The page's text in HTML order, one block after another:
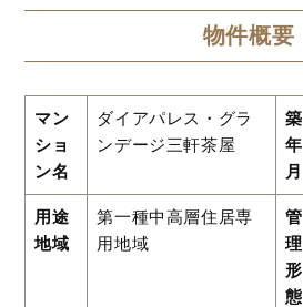
物件概要
マン
ショ
ン名
ダイアパレス・グラ
ンデージ三軒茶屋
築
年
月
用途
地域
第一種中高層住居専
用地域
管
理
形
態